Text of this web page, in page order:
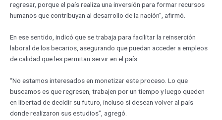
regresar, porque el país realiza una inversión para formar recursos
humanos que contribuyan al desarrollo de la nación”, afirmó.
En ese sentido, indicó que se trabaja para facilitar la reinserción
laboral de los becarios, asegurando que puedan acceder a empleos
de calidad que les permitan servir en el país.
“No estamos interesados en monetizar este proceso. Lo que
buscamos es que regresen, trabajen por un tiempo y luego queden
en libertad de decidir su futuro, incluso si desean volver al país
donde realizaron sus estudios”, agregó.